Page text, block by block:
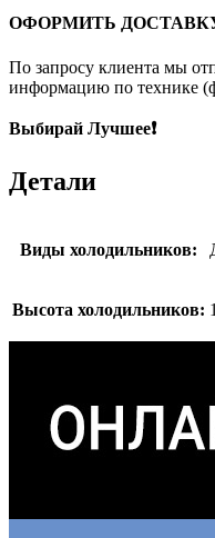
ОФОРМИТЬ
По запросу клиента мы
информацию по технике
Выбирай Лучшее❗
Детали
Виды холодильников:
Высота холодильников: